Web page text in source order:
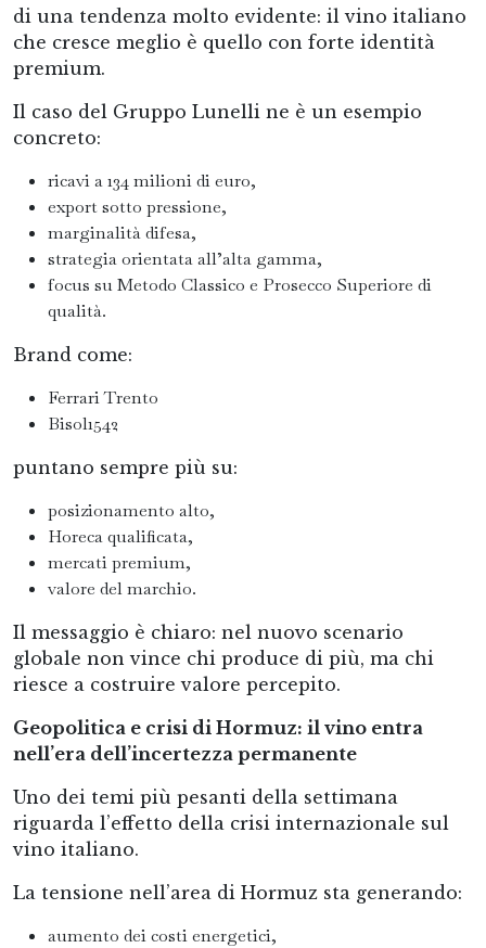
di una tendenza molto evidente: il vino italiano
che cresce meglio è quello con forte identità
premium.
Il caso del Gruppo Lunelli ne è un esempio
concreto:
ricavi a 134 milioni di euro,
export sotto pressione,
marginalità difesa,
strategia orientata all’alta gamma,
focus su Metodo Classico e Prosecco Superiore di
qualità.
Brand come:
Ferrari Trento
Bisol1542
puntano sempre più su:
posizionamento alto,
Horeca qualificata,
mercati premium,
valore del marchio.
Il messaggio è chiaro: nel nuovo scenario
globale non vince chi produce di più, ma chi
riesce a costruire valore percepito.
Geopolitica e crisi di Hormuz: il vino entra
nell’era dell’incertezza permanente
Uno dei temi più pesanti della settimana
riguarda l’effetto della crisi internazionale sul
vino italiano.
La tensione nell’area di Hormuz sta generando:
aumento dei costi energetici,